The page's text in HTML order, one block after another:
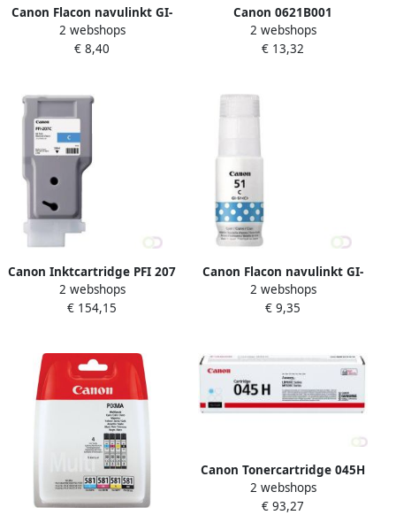
Canon Flacon navulinkt GI-
50 blauw
2 webshops
€ 8,40
Canon 0621B001
inktcartridge 1 stuk(s)
Origineel Cyaan (0621B001)
2 webshops
€ 13,32
Canon Inktcartridge PFI 207
blauw
2 webshops
€ 154,15
Canon Flacon navulinkt GI-
51 blauw
2 webshops
€ 9,35
Canon Tonercartridge 045H
blauw HC
2 webshops
€ 93,27